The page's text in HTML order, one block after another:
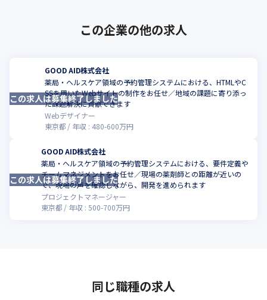
この企業の他の求人
GOOD AID株式会社
薬局・ヘルスケア領域の予約管理システムにおける、HTMLやC
SSを用いたWebサイトの制作をお任せ／地域の課題に寄り添っ
た課題解決に貢献できます
Webデザイナー
東京都
年収 : 480-600万円
この求人は募集終了しました
GOOD AID株式会社
薬局・ヘルスケア領域の予約管理システムにおける、要件定義や
チームマネジメントをお任せ／現場の薬剤師との距離が近いの
で、現場の声を確認しながら、開発を進められます
プロジェクトマネージャー
東京都
年収 : 500-700万円
この求人は募集終了しました
同じ職種の求人